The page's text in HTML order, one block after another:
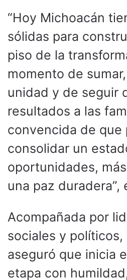
“Hoy Michoacán
sólidas para
piso de la
momento de
unidad y de seguir
resultados a las
convencida de que
consolidar un
oportunidades,
una paz duradera”,
Acompañada por
sociales y políticos,
aseguró que inicia
etapa con